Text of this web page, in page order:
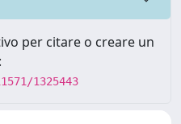
per citare o creare un
1325443